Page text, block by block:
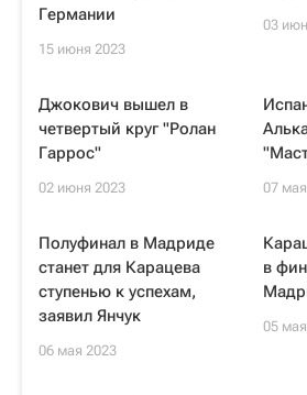
Германии
15 июня 2023
03
Джокович вышел в
четвертый круг "Ролан
Гаррос"
02 июня 2023 07
Полуфинал в Мадриде
станет для Карацева
ступенью к успехам,
заявил Янчук
06 мая 2023
в
05